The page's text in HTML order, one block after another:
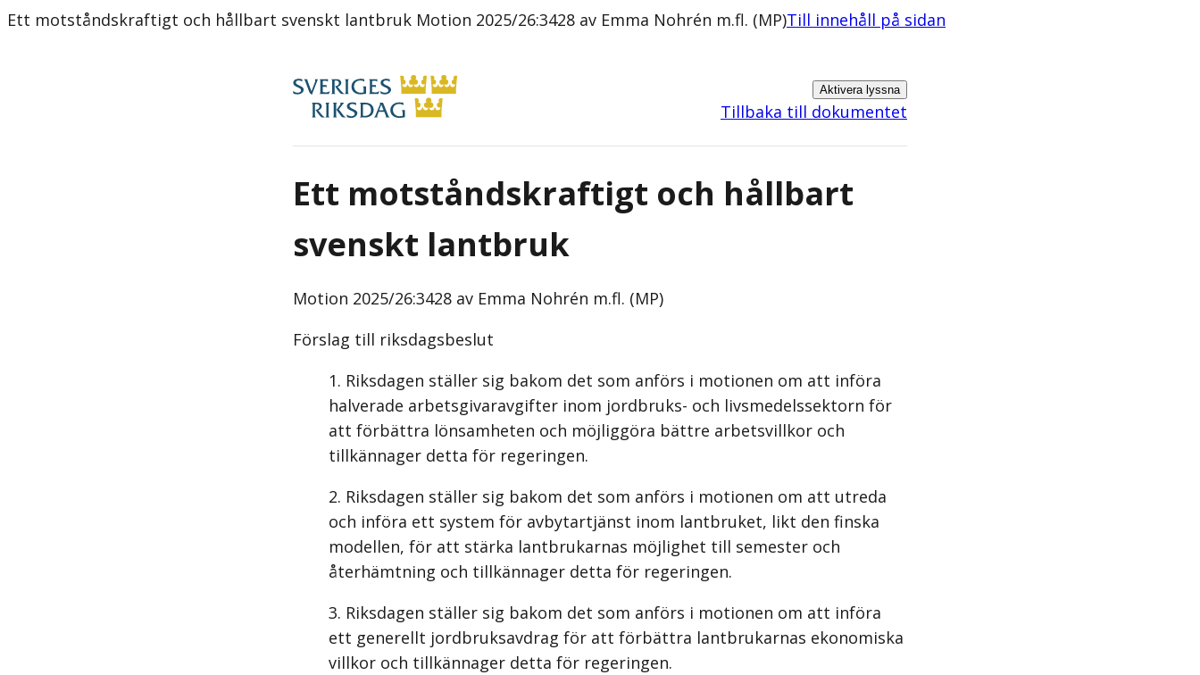
Ett motståndskraftigt och hållbart svenskt lantbruk Motion 2025/26:3428 av Emma Nohrén m.fl. (MP)Till innehåll på sidan
Aktivera lyssna
Tillbaka till dokumentet
Ett motståndskraftigt och hållbart
svenskt lantbruk
Motion 2025/26:3428 av Emma Nohrén m.fl. (MP)
Förslag till riksdagsbeslut
Riksdagen ställer sig bakom det som anförs i motionen om att införa
halverade arbetsgivaravgifter inom jordbruks- och livsmedelssektorn för
att förbättra lönsamheten och möjliggöra bättre arbetsvillkor och
tillkännager detta för regeringen.
Riksdagen ställer sig bakom det som anförs i motionen om att utreda
och införa ett system för avbytartjänst inom lantbruket, likt den finska
modellen, för att stärka lantbrukarnas möjlighet till semester och
återhämtning och tillkännager detta för regeringen.
Riksdagen ställer sig bakom det som anförs i motionen om att införa
ett generellt jordbruksavdrag för att förbättra lantbrukarnas ekonomiska
villkor och tillkännager detta för regeringen.